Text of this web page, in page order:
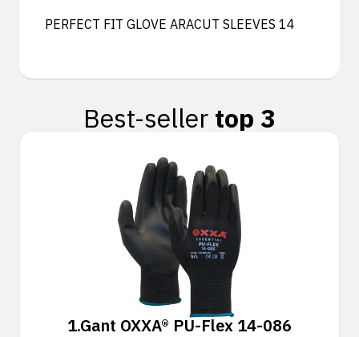
PERFECT FIT GLOVE ARACUT SLEEVES 14
Best-seller top 3
1.Gant OXXA® PU-Flex 14-086